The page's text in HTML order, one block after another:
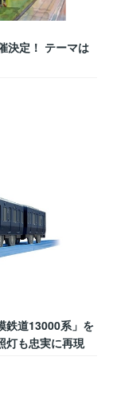
決定！ テーマは
鉄道13000系」を
灯も忠実に再現